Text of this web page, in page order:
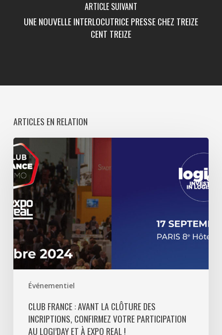
ARTICLE SUIVANT
UNE NOUVELLE INTERLOCUTRICE PRESSE CHEZ TREIZE
CENT TREIZE
ARTICLES EN RELATION
Événementiel
Club
France
:
avant
clôture
des
incriptions,
confirmez
votre
participation
CLUB FRANCE : AVANT LA CLÔTURE DES
INCRIPTIONS, CONFIRMEZ VOTRE PARTICIPATION
AU LOGI’DAY ET À EXPO REAL !